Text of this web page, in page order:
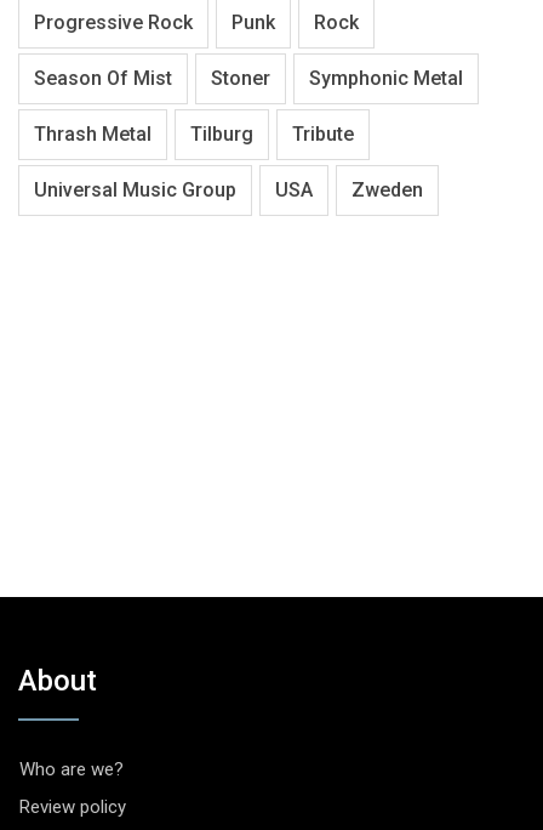
Progressive Rock Punk Rock
Season Of Mist Stoner Symphonic Metal
Thrash Metal Tilburg Tribute
Universal Music Group USA Zweden
About
Who are we?
Review policy